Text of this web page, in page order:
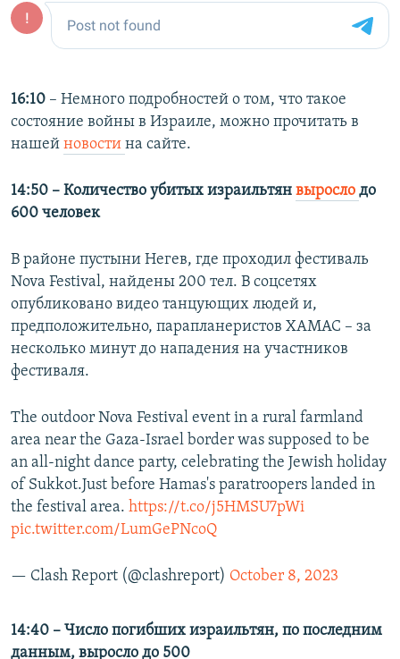
16:10 – Немного подробностей о том, что такое
состояние войны в Израиле, можно прочитать в
нашей новости на сайте.
14:50 – Количество убитых израильтян выросло до
600 человек
В районе пустыни Негев, где проходил фестиваль
Nova Festival, найдены 200 тел. В соцсетях
опубликовано видео танцующих людей и,
предположительно, парапланеристов ХАМАС – за
несколько минут до нападения на участников
фестиваля.
The outdoor Nova Festival event in a rural farmland
area near the Gaza-Israel border was supposed to be
an all-night dance party, celebrating the Jewish holiday
of Sukkot.Just before Hamas's paratroopers landed in
the festival area. https://t.co/j5HMSU7pWi
pic.twitter.com/LumGePNcoQ
— Clash Report (@clashreport) October 8, 2023
14:40 – Число погибших израильтян, по последним
данным, выросло до 500